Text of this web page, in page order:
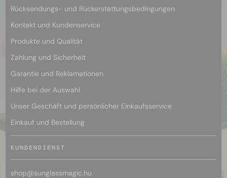
Rücksendungs- und Rückerstattungsbedingungen
Kontakt und Kundenservice
Produkte und Qualität
Zahlung und Sicherheit
Garantie und Reklamationen
Hilfe bei der Auswahl
Unser Geschäft und persönlicher Einkaufsservice
Einkauf und Bestellung
KUNDENDIENST
shop@sunglassmagic.hu